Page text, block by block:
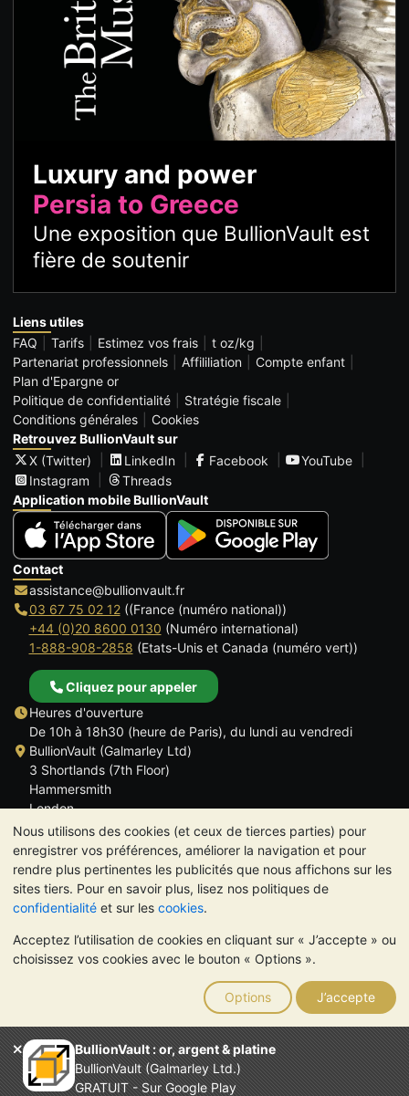
Nous utilisons des cookies (et ceux de tierces parties) pour
enregistrer vos préférences, améliorer la navigation et pour
rendre plus pertinentes les publicités que nous affichons sur les
sites tiers. Pour en savoir plus, lisez nos politiques de
confidentialité et sur les cookies.
Acceptez l’utilisation de cookies en cliquant sur « J’accepte » ou
choisissez vos cookies avec le bouton « Options ».
Options J’accepte
BullionVault : or, argent & platine
BullionVault (Galmarley Ltd.)
GRATUIT - Sur Google Play
Luxury and power
Persia to Greece
Une exposition que BullionVault est
fière de soutenir
Liens utiles
FAQ
Tarifs Estimez vos frais
t oz/kg
Partenariat professionnels
Affililiation
Compte enfant
Plan d'Epargne or
Politique de confidentialité
Stratégie fiscale
Conditions générales
Cookies
Retrouvez BullionVault sur
X (Twitter)
LinkedIn Facebook
YouTube
Instagram
Threads
Application mobile BullionVault
Contact
assistance@bullionvault.fr
03 67 75 02 12((France (numéro national))
+44 (0)20 8600 0130 (Numéro international)
1-888-908-2858 (Etats-Unis et Canada (numéro vert))
Cliquez pour appeler
Heures d'ouverture
De 10h à 18h30 (heure de Paris), du lundi au vendredi
BullionVault (Galmarley Ltd)
3 Shortlands (7th Floor)
Hammersmith
London
W6 8DA
ROYAUME UNI
TrustScore 4.6 | 534 avis
VEUILLEZ NOTER: La valeur des métaux précieux peut aussi
bien baisser qu'augmenter. Les tendances historiques ne
garantissent pas l'évolution future des cours. Rien sur les sites
Internet de BullionVault ou dans ses communications ne
constitue un conseil en investissement. Demander l'avis d'un
professionnel est à envisager pour déterminer si la possession
de métaux précieux vous convient.